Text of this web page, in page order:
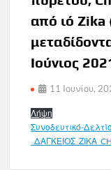
από ιό
Ιούνιος
11 Ιουνίου,
Λήψη
Συνοδευτικό-